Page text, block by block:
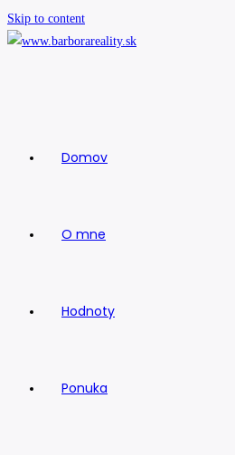
Skip to content
Domov
O mne
Hodnoty
Ponuka